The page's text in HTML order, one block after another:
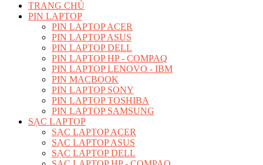
TRANG CHỦ
PIN LAPTOP
PIN LAPTOP ACER
PIN LAPTOP ASUS
PIN LAPTOP DELL
PIN LAPTOP HP - COMPAQ
PIN LAPTOP LENOVO - IBM
PIN MACBOOK
PIN LAPTOP SONY
PIN LAPTOP TOSHIBA
PIN LAPTOP SAMSUNG
SẠC LAPTOP
SẠC LAPTOP ACER
SẠC LAPTOP ASUS
SẠC LAPTOP DELL